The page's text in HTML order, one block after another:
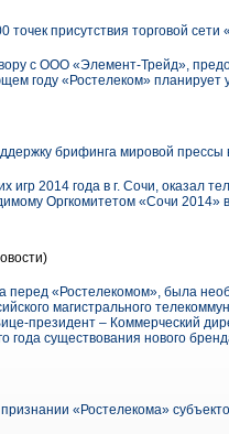
присутствия торговой сети
с ООО «Элемент-Трейд»,
году «Ростелеком» планирует
брифинга мировой прессы
2014 года в г. Сочи, оказал
Оргкомитетом «Сочи 2014»
перед «Ростелекомом», была
магистрального
президент – Коммерческий
года существования нового
«Ростелекома»